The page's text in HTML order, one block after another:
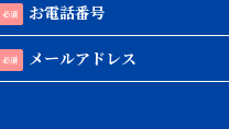
必須 お電話番号
必須 メールアドレス